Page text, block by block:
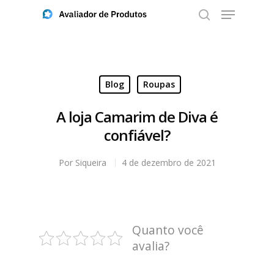
Aperte ENTER para buscar ou ESC para fechar
Blog Roupas
A loja Camarim de Diva é
confiável?
Por Siqueira 4 de dezembro de 2021
Quanto você
avalia?